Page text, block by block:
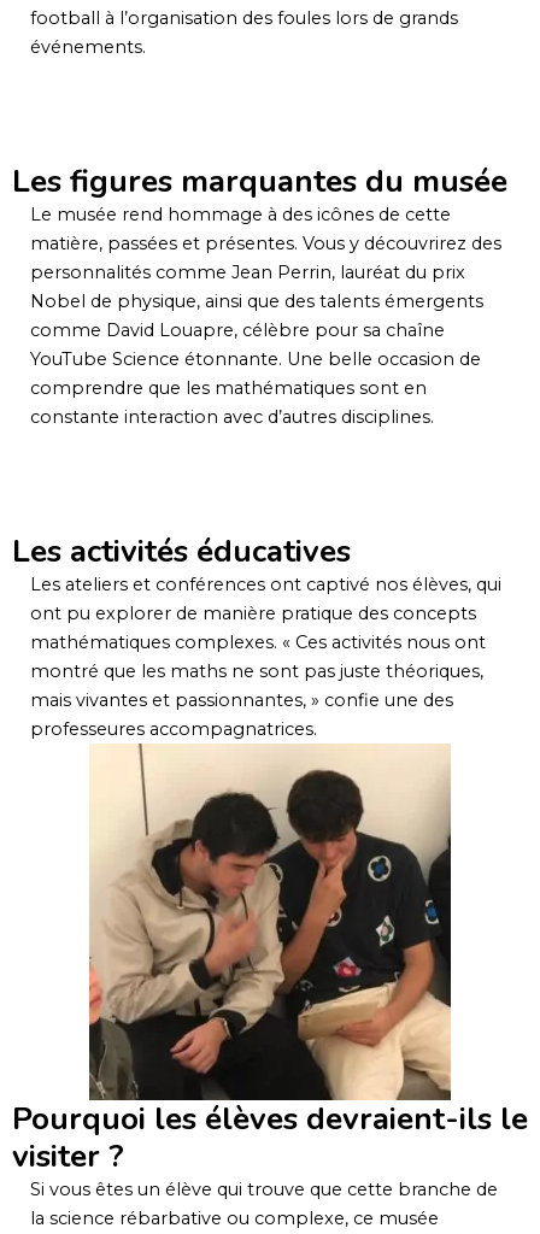
football à l’organisation des foules lors de grands
événements.
Les figures marquantes du musée
Le musée rend hommage à des icônes de cette
matière, passées et présentes. Vous y découvrirez des
personnalités comme Jean Perrin, lauréat du prix
Nobel de physique, ainsi que des talents émergents
comme David Louapre, célèbre pour sa chaîne
YouTube Science étonnante. Une belle occasion de
comprendre que les mathématiques sont en
constante interaction avec d’autres disciplines.
Les activités éducatives
Les ateliers et conférences ont captivé nos élèves, qui
ont pu explorer de manière pratique des concepts
mathématiques complexes. « Ces activités nous ont
montré que les maths ne sont pas juste théoriques,
mais vivantes et passionnantes, » confie une des
professeures accompagnatrices.
Pourquoi les élèves devraient-ils le
visiter ?
Si vous êtes un élève qui trouve que cette branche de
la science rébarbative ou complexe, ce musée